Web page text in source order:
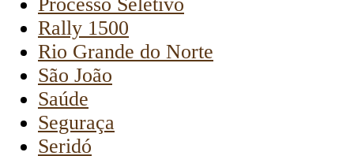
Rally 1500
Rio Grande do Norte
São João
Saúde
Seguraça
Seridó